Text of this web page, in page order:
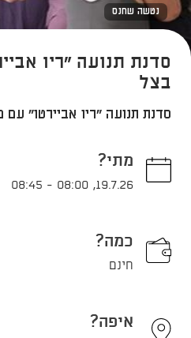
נטשה שחנס
סדנת תנועה "ריו
בצל
סדנת תנועה "ריו אביירטו" עם
מתי?
19.7.26
,
08:00
-
08:45
כמה?
חינם
איפה?